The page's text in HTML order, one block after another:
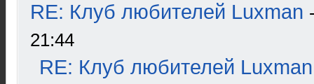
RE: Клуб любителей Luxman
21:44
RE: Клуб любителей Luxman